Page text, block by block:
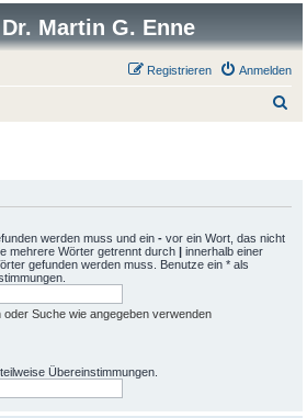
Martin G. Enne
Anmelden
Registrieren
e
werden muss und ein- vor ein Wort, das nicht
mehrere Wörter getrennt durch| innerhalb einer
gefunden werden muss. Benutze ein * als
Suche wie angegeben verwenden
Übereinstimmungen.